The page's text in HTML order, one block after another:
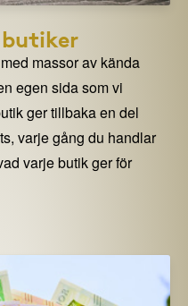
massor av kända
egen sida som vi
ger tillbaka en del
varje gång du handlar
varje butik ger för